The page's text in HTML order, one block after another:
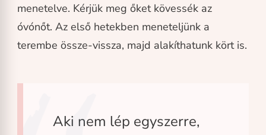
menetelve. Kérjük meg őket kövessék az
óvónőt. Az első hetekben meneteljünk a
terembe össze-vissza, majd alakíthatunk kört is.
Aki nem lép egyszerre,